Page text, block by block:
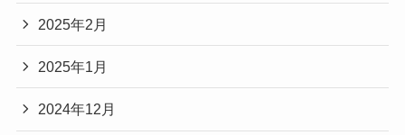
2025年2月
2025年1月
2024年12月